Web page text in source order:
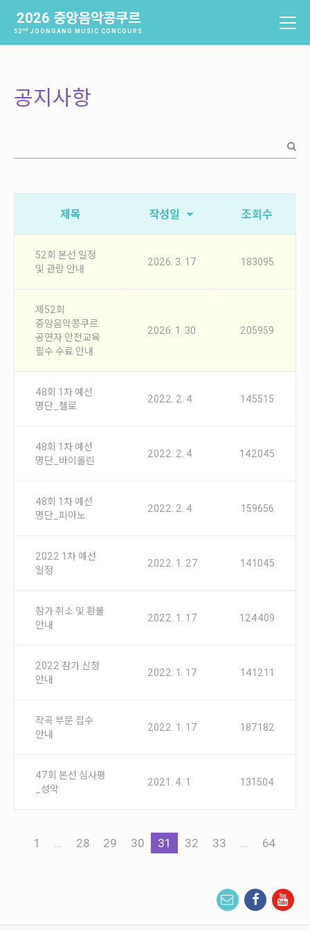
2026 중앙음악콩쿠르
52 nd JOONGANG MUSIC CONCOURS
소개
역사
참가신청 및 확인
참가신청
참가신청확인
안내
공지사항
사무국위치
공지사항
제목 작성일 조회수
52회 본선 일정
및 관람 안내
2026. 3. 17 183095
제52회
중앙음악콩쿠르
공연자 안전교육
필수 수료 안내
2026. 1. 30 205959
48회 1차 예선
명단_첼로
2022. 2. 4 145515
48회 1차 예선
명단_바이올린
2022. 2. 4 142045
48회 1차 예선
명단_피아노
2022. 2. 4 159656
2022 1차 예선
일정
2022. 1. 27 141045
참가 취소 및 환불
안내
2022. 1. 17 124409
2022 참가 신청
안내
2022. 1. 17 141211
작곡 부문 접수
안내
2022. 1. 17 187182
47회 본선 심사평
_성악
2021. 4. 1 131504
1 ... 28 29 30 31 32 33 ... 64